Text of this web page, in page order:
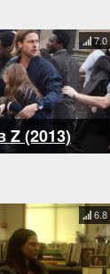
Z (2013)
7.0
6.8